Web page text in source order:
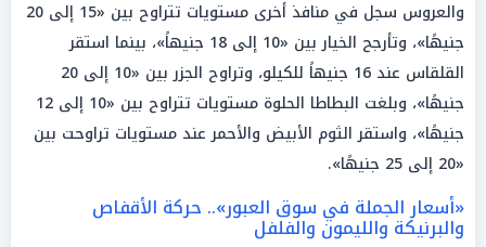
والعروس سجل في منافذ أخرى مستويات تتراوح بين «15 إلى 20
جنيهًا»، وتأرجح الخيار بين «10 إلى 18 جنيهاً»، بينما استقر
القلقاس عند 16 جنيهاً للكيلو، وتراوح الجزر بين «10 إلى 20
جنيهًا»، وبلغت البطاطا الحلوة مستويات تتراوح بين «10 إلى 12
جنيهًا»، واستقر الثوم الأبيض والأحمر عند مستويات تراوحت بين
«20 إلى 25 جنيهًا».
«أسعار الجملة في سوق العبور».. حركة الأقفاص
والبرنيكة والليمون والفلفل